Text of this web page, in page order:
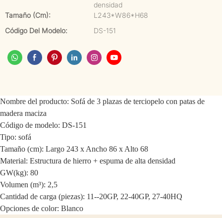
densidad
Tamaño (cm):
L243*W86*H68
Código Del Modelo:
DS-151
Nombre del producto: Sofá de 3 plazas de terciopelo con patas de
madera maciza
Código de modelo: DS-151
Tipo: sofá
Tamaño (cm): Largo 243 x Ancho 86 x Alto 68
Material: Estructura de hierro + espuma de alta densidad
GW(kg): 80
Volumen (m³): 2,5
Cantidad de carga (piezas): 11--20GP, 22-40GP, 27-40HQ
Opciones de color: Blanco